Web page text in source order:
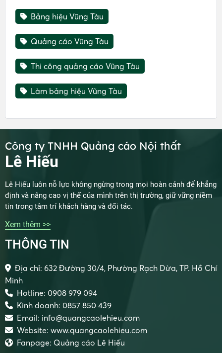
Bảng hiệu Vũng Tàu
Quảng cáo Vũng Tàu
Thi công quảng cáo Vũng Tàu
Làm bảng hiệu Vũng Tàu
Công ty TNHH Quảng cáo Nội thất
Lê Hiếu
Lê Hiếu luôn nỗ lực không ngừng trong mọi hoàn cảnh để khẳng
định và nâng cao vị thế của mình trên thị trường, giữ vững niềm
tin trong tâm trí khách hàng và đối tác.
Xem thêm >>
THÔNG TIN
Địa chỉ: 632 Đường 30/4, Phường Rạch Dừa, TP. Hồ Chí
Minh
Hotline: 0908 979 094
Kinh doanh: 0857 850 439
Email: info@quangcaolehieu.com
Website: www.quangcaolehieu.com
Fanpage: Quảng cáo Lê Hiếu